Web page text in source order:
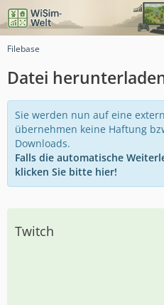
Filebase
Datei
Sie werden nun auf eine
übernehmen keine Haftung
Downloads.
Falls die automatische
klicken Sie bitte hier!
Twitch